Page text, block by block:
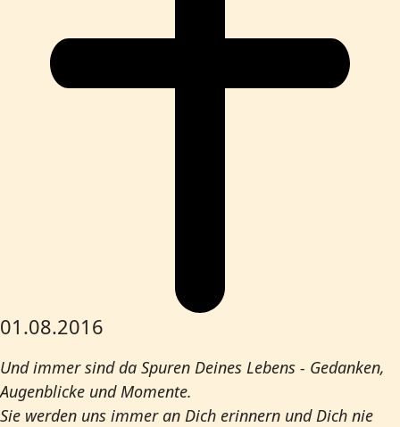
01.08.2016
Und immer sind da Spuren Deines Lebens - Gedanken,
Augenblicke und Momente.
Sie werden uns immer an Dich erinnern und Dich nie